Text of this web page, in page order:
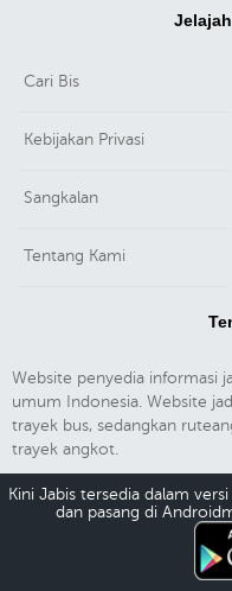
Cari Bis
Kebijakan Privasi
Sangkalan
Tentang Kami
Website penyedia informasi
umum Indonesia. Website
trayek bus, sedangkan
trayek angkot.
Kini Jabis tersedia dalam
dan pasang di